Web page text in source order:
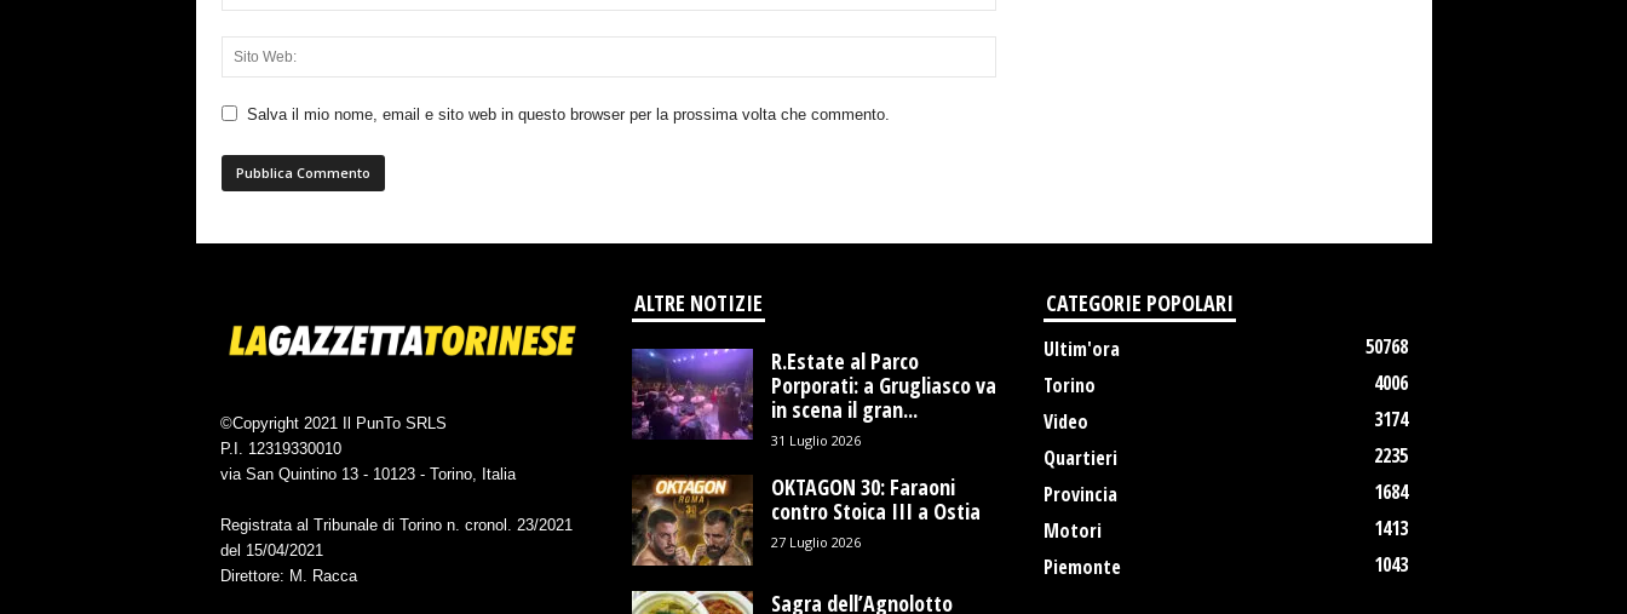
Salva il mio nome, email e sito web in questo browser per la prossima volta che commento.
©Copyright 2021 Il PunTo SRLS
P.I. 12319330010
via San Quintino 13 - 10123 - Torino, Italia
Registrata al Tribunale di Torino n. cronol. 23/2021
del 15/04/2021
Direttore: M. Racca
ALTRE NOTIZIE
R.Estate al Parco
Porporati: a Grugliasco va
in scena il gran...
31 Luglio 2026
OKTAGON 30: Faraoni
contro Stoica III a Ostia
27 Luglio 2026
Sagra dell’Agnolotto
CATEGORIE POPOLARI
Ultim'ora
50768
Torino
4006
Video
3174
Quartieri
2235
Provincia
1684
Motori
1413
Piemonte
1043